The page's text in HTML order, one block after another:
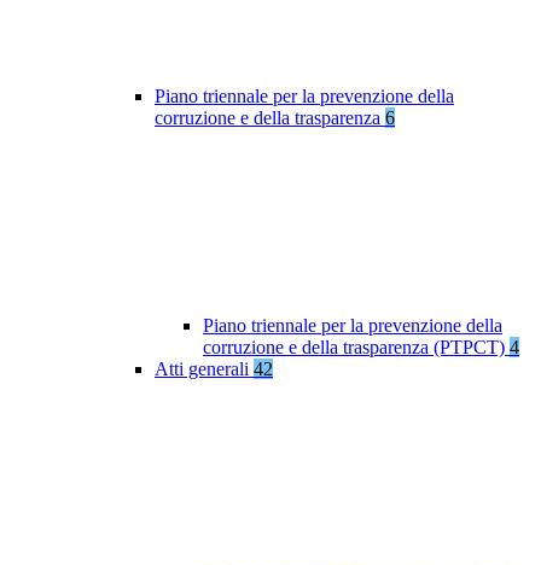
Piano triennale per la prevenzione della
corruzione e della trasparenza 6
Piano triennale per la prevenzione della
corruzione e della trasparenza (PTPCT) 4
Atti generali 42